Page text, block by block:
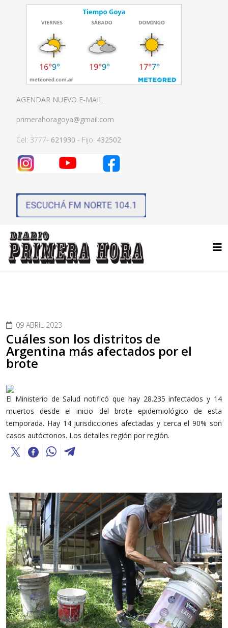
AGENDAR NUEVO E-MAIL
primerahoragoya@gmail.com
Cel: 3777- 621930 - Fijo: 432502
09 ABRIL 2023
Cuáles son los distritos de
Argentina más afectados por el
brote
El Ministerio de Salud notificó que hay 28.235 infectados y 14
muertos desde el inicio del brote epidemiológico de esta
temporada. Hay 14 jurisdicciones afectadas y cerca el 90% son
casos autóctonos. Los detalles región por región.